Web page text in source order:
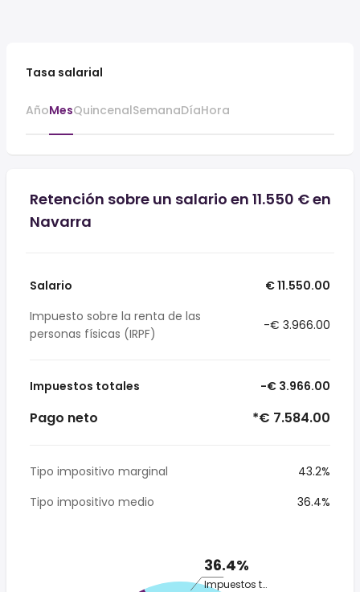
Tasa salarial
AñoMesQuincenalSemanaDíaHora
Retención sobre un salario en 11.550 € en
Navarra
Salario
€ 11.550.00
Impuesto sobre la renta de las
personas físicas (IRPF)
-€ 3.966.00
Impuestos totales -€ 3.966.00
Pago neto *€ 7.584.00
Tipo impositivo marginal
43.2%
Tipo impositivo medio
36.4%
36.4%
Impuestos totales